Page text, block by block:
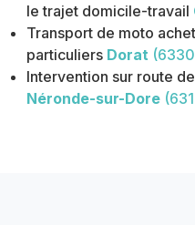
le trajet domicile-travail
Transport de moto
particuliers Dorat
Intervention sur route
Néronde-sur-Dore